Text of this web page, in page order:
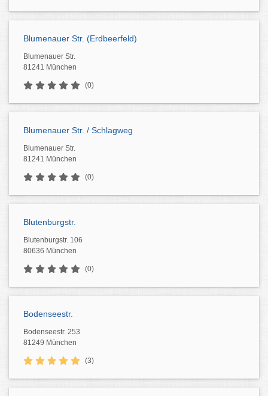
Blumenauer Str. (Erdbeerfeld)
Blumenauer Str.
81241 München
(0)
Blumenauer Str. / Schlagweg
Blumenauer Str.
81241 München
(0)
Blutenburgstr.
Blutenburgstr. 106
80636 München
(0)
Bodenseestr.
Bodenseestr. 253
81249 München
(3)